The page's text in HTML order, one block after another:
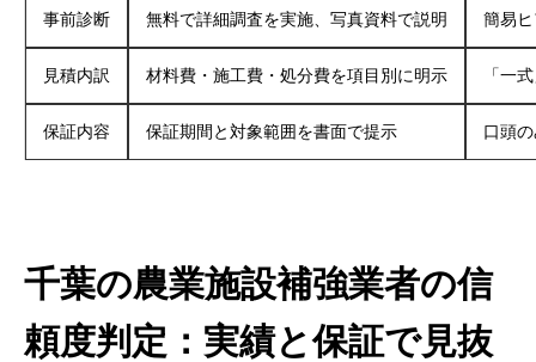
事前診断 無料で詳細調査を実施、写真資料で説明 簡易
見積内訳 材料費・施工費・処分費を項目別に明示 「一
保証内容 保証期間と対象範囲を書面で提示 口頭
千葉の農業施設補強業者の信
頼度判定：実績と保証で見抜